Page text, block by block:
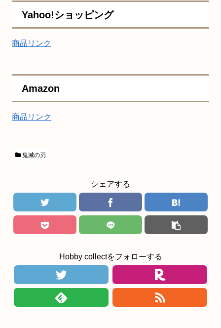
Yahoo!ショッピング
商品リンク
Amazon
商品リンク
鬼滅の刃
シェアする
Hobby collectをフォローする